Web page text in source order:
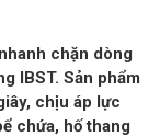
chặn dòng
IBST. Sản phẩm
chịu áp lực
chứa, hố thang